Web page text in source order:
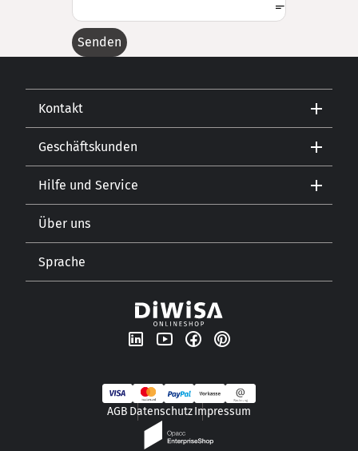
Senden
Kontakt
Öffnungszeiten
Geschäftskunden
Gastronomie
Getränkehandel
Lebensmitteleinzelhandel
Hilfe und Service
Versand und Zahlungsarten
Newsletter
Über uns
Unsere Geschichte
Sprache
AGB DatenschutzImpressum